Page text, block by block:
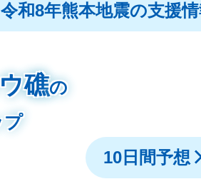
令和8年熊本地震の支援
礁の
プ
10日間予想